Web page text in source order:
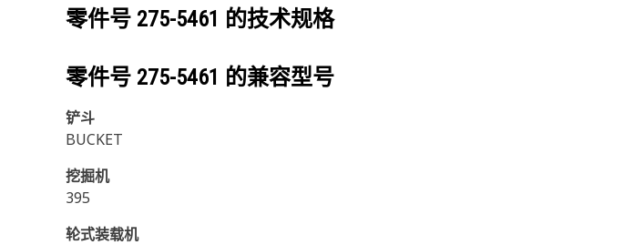
零件号 275-5461 的技术规格
零件号 275-5461 的兼容型号
铲斗
BUCKET
挖掘机
395
轮式装载机